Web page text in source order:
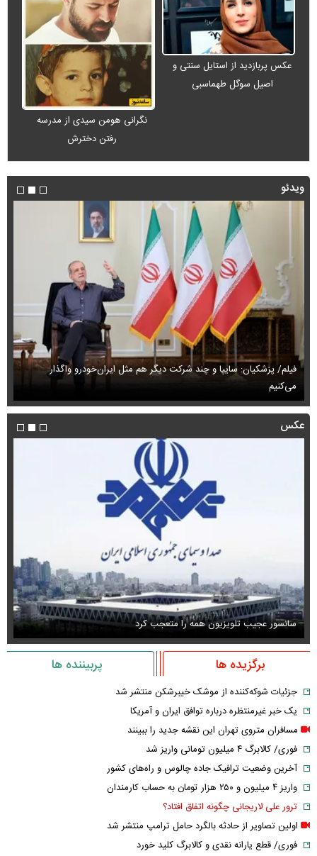
عکس پربازدید از استایل سنتی و
اصیل سوگل طهماسبی
نگرانی هومن سیدی از مدرسه
رفتن دخترش
ویدئو
فیلم/ پزشکیان: سایپا و چند شرکت دیگر هم مثل ایران‌خودرو واگذار
می‌کنیم
عکس
سانسور عجیب تلویزیون همه را متعجب کرد
برگزیده ها پربیننده ها
جزئیات شوکه‌کننده از موشک خیبرشکن منتشر شد
یک خبر غیرمنتظره درباره توافق ایران و آمریکا
مسافران متروی تهران این نقشه جدید را ببینند
فوری/ کالابرگ ۴ میلیون تومانی واریز شد
آخرین وضعیت ترافیک جاده چالوس و راه‌های کشور
واریز ۴ میلیون و ۲۵۰ هزار تومان به حساب کارمندان
ترور علی لاریجانی چگونه اتفاق افتاد؟
اولین تصاویر از حادثه بالگرد حامل ترامپ منتشر شد
فوری/ قطع یارانه نقدی و کالابرگ کلید خورد